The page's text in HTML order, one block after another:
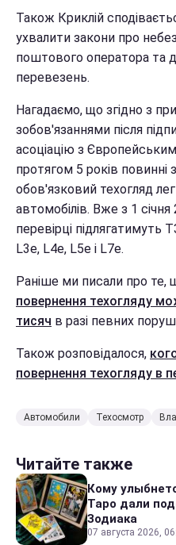
Також Криклій
ухвалити закони про
поштового оператора та
перевезень.
Нагадаємо, що згідно з
зобов'язаннями після
асоціацію з
протягом 5 років повинні
обов'язковий техогляд
автомобілів. Вже з 1
перевірці підлягатимуть
L3e, L4e, L5e і L7e.
Раніше ми писали про те,
повернення техогляду
тисяч в разі певних
Також розповідалося,
повернення техогляду в
Автомобили Техосмотр
Читайте также
Кому
Таро дали
Зодиака
07 августа 2026,